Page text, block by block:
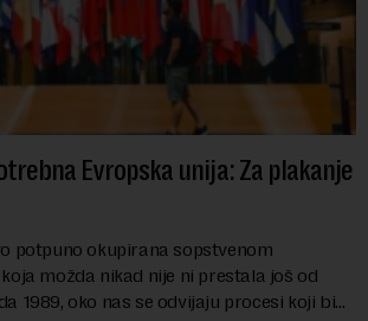
Evropska unija: Za plakanje
potpuno okupirana sopstvenom
možda nikad nije ni prestala još od
1989, oko nas se odvijaju procesi koji bi